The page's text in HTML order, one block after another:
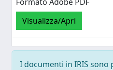
Visualizza/Apri
I documenti in IRIS